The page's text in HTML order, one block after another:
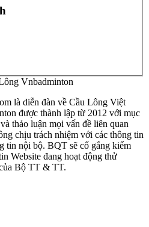
Vnbadminton
là diễn đàn về Cầu Lông Việt
được thành lập từ 2012 với mục
thảo luận mọi vấn đề liên quan
chịu trách nhiệm với các thông tin
tin nội bộ. BQT sẽ cố gắng kiểm
Website đang hoạt động thử
Bộ TT & TT.